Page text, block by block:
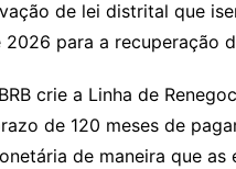
de lei distrital que
para a recuperação
crie a Linha de
de 120 meses de
de maneira que as